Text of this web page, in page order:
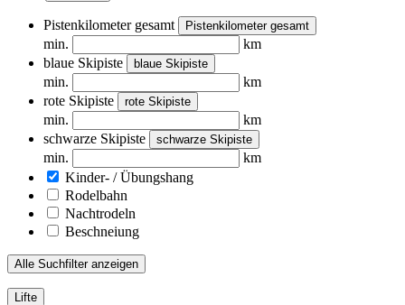
Pistenkilometer gesamt Pistenkilometer gesamt
min.
km
blaue Skipiste
blaue Skipiste
min.
km
rote Skipiste
rote Skipiste
min.
km
schwarze Skipiste
schwarze Skipiste
min.
km
Kinder- / Übungshang
Rodelbahn
Nachtrodeln
Beschneiung
Alle Suchfilter anzeigen
Lifte